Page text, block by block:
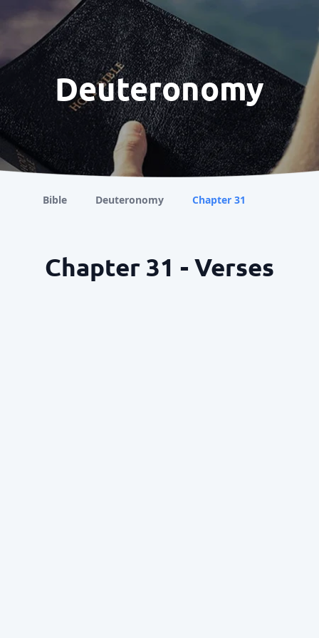
Deuteronomy
Bible Deuteronomy Chapter 31
Chapter 31 - Verses